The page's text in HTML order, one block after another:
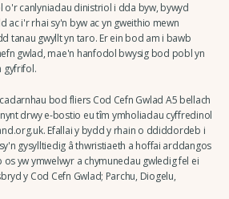
o'r canlyniadau dinistriol i dda byw, bywyd
ac i'r rhai sy'n byw ac yn gweithio mewn
tanau gwyllt yn taro. Er ein bod am i bawb
gwlad, mae'n hanfodol bwysig bod pobl yn
gyfrifol.
bod fliers Cod Cefn Gwlad A5 bellach
drwy e-bostio eu tîm ymholiadau cyffredinol
Efallai y bydd y rhain o ddiddordeb i
gysylltiedig â thwristiaeth a hoffai arddangos
yw ymwelwyr a chymunedau gwledig fel ei
y Cod Cefn Gwlad; Parchu, Diogelu,